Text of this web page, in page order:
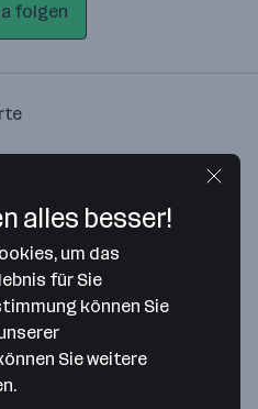
folgen
Cookie-
diese Karte
geben
alles besser!
um das
für Sie
können Sie
Sie weitere